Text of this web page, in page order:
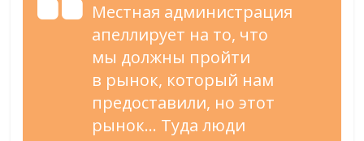
Местная администрация
апеллирует на то, что
мы должны пройти
в рынок, который нам
предоставили, но этот
рынок… Туда люди